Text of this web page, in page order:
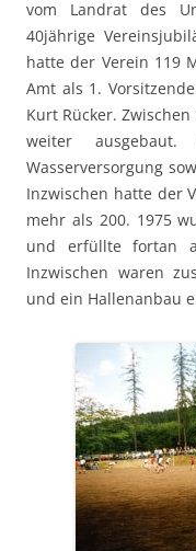
vom Landrat des
40jährige
hatte der Verein 119
Amt als 1.
Kurt Rücker.
weiter
Wasserversorgung
Inzwischen hatte der
mehr als 200. 1975
und erfüllte fortan
Inzwischen waren
und ein Hallenanbau